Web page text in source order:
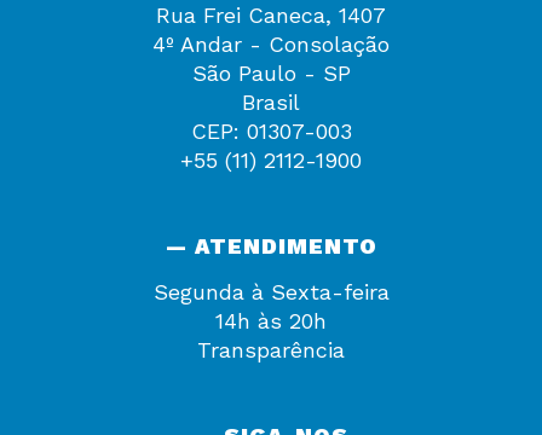
Rua Frei Caneca, 1407
4º Andar - Consolação
São Paulo - SP
Brasil
CEP: 01307-003
+55 (11) 2112-1900
— ATENDIMENTO
Segunda à Sexta-feira
14h às 20h
Transparência